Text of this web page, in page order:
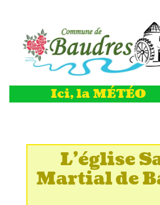
Ici, la MÉTÉO
L'église
Martial de